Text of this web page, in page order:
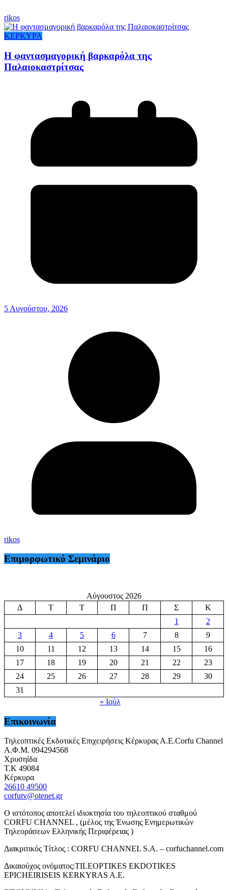
rikos
ΚΕΡΚΥΡΑ
Η φαντασμαγορική βαρκαρόλα της
Παλαιοκαστρίτσας
5 Αυγούστου, 2026
rikos
Επιμορφωτικό Σεμινάριο
Αύγουστος 2026
Δ
Τ Τ Π Π Σ
Κ
1
2
3
4 5 6 7 8
9
10
11 12 13 14 15
16
17
18 19 20 21 22
23
24
25 26 27 28 29
30
31
« Ιούλ
Επικοινωνία
Τηλεοπτικές Εκδοτικές Επιχειρήσεις Κέρκυρας Α.Ε.Corfu Channel
Α.Φ.Μ. 094294568
Χρυσηίδα
Τ.Κ 49084
Κέρκυρα
26610 49500
corfutv@otenet.gr
Ο ιστότοπος αποτελεί ιδιοκτησία του τηλεοπτικού σταθμού
CORFU CHANNEL , (μέλος της Ένωσης Ενημερωτικών
Τηλεοράσεων Ελληνικής Περιφέρειας )
Διακριτικός Τίτλος : CORFU CHANNEL S.A. – corfuchannel.com
Δικαιούχος ονόματος:TILEOPTIKES EKDOTIKES
EPICHEIRISEIS KERKYRAS A.E.